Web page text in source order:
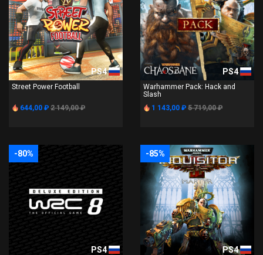
PS4
Street Power Football
644,00 ₽ 2 149,00 ₽
PS4
Warhammer Pack: Hack and
Slash
1 143,00 ₽ 5 719,00 ₽
-80%
PS4
-85%
PS4